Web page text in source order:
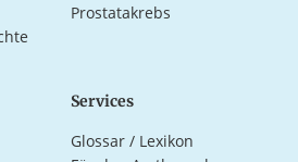
Prostatakrebs
Services
Glossar / Lexikon